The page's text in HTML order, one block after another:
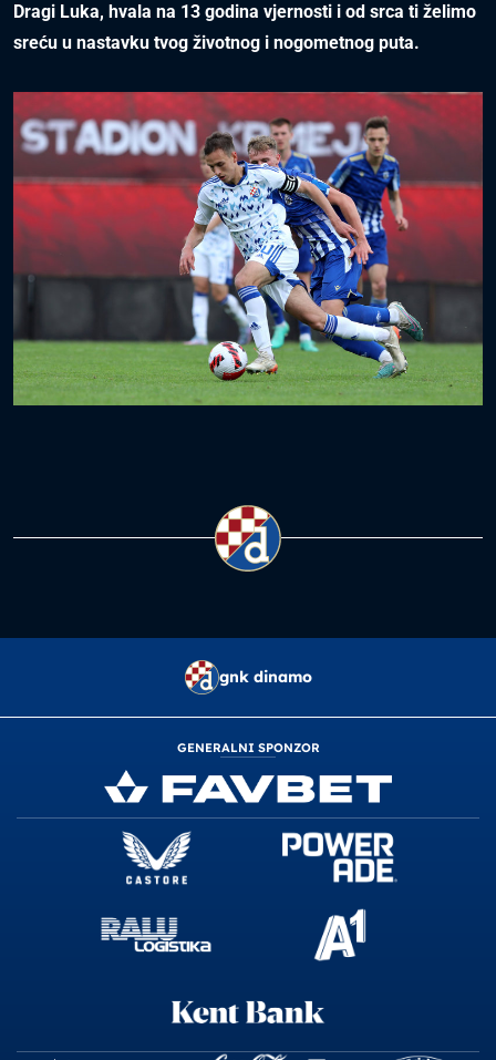
Dragi Luka, hvala na 13 godina vjernosti i od srca ti želimo
sreću u nastavku tvog životnog i nogometnog puta.
gnk dinamo
GENERALNI SPONZOR